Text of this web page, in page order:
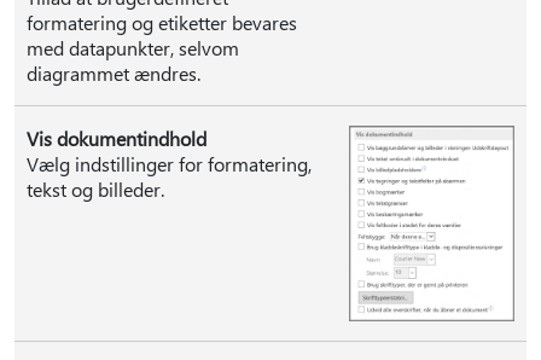
formatering og etiketter bevares
med datapunkter, selvom
diagrammet ændres.
Vis dokumentindhold
Vælg indstillinger for formatering,
tekst og billeder.